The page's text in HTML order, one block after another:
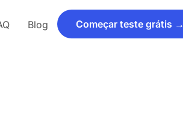
Blog Começar teste grátis →